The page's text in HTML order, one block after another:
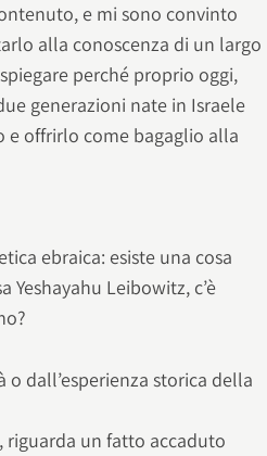
e mi sono convinto
alla conoscenza di un largo
perché proprio oggi,
generazioni nate in Israele
e offrirlo come bagaglio alla
ebraica: esiste una cosa
Yeshayahu Leibowitz, c’è
o dall’esperienza storica della
riguarda un fatto accaduto